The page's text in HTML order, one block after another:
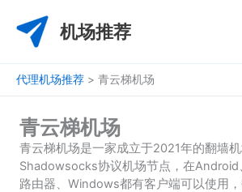
容
机场推荐
代理机场推荐 > 青云梯机场
青云梯机场
青云梯机场是一家成立于2021年的翻墙
Shadowsocks协议机场节点，在Android
路由器、Windows都有客户端可以使用